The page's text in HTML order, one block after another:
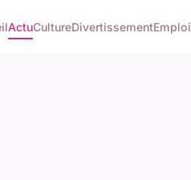
ActuCultureDivertissementEmploi